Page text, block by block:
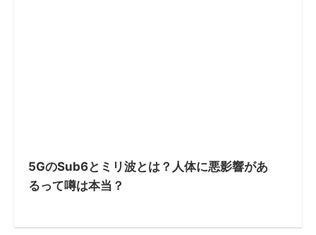
5GのSub6とミリ波とは？人体に悪影響があ
るって噂は本当？